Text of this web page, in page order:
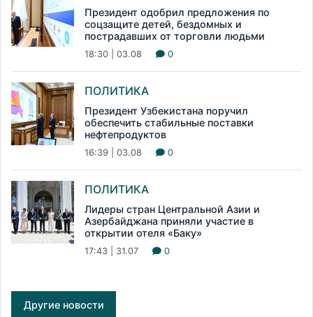
Президент одобрил предложения по
соцзащите детей, бездомных и
пострадавших от торговли людьми
18:30 | 03.08 0
ПОЛИТИКА
Президент Узбекистана поручил
обеспечить стабильные поставки
нефтепродуктов
16:39 | 03.08 0
ПОЛИТИКА
Лидеры стран Центральной Азии и
Азербайджана приняли участие в
открытии отеля «Баку»
17:43 | 31.07 0
Другие новости